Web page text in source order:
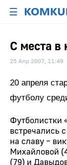
☰
С места в
25 Апр 2007, 11:49
20 апреля
футболу
Футболистки
встречались
на славу –
Михайловой
(79) и